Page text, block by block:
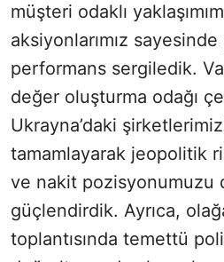
müşteri odaklı
aksiyonlarımız
performans sergiledik.
değer oluşturma odağı
Ukrayna’daki
tamamlayarak jeopolitik
ve nakit pozisyonumuzu
güçlendirdik. Ayrıca,
toplantısında temettü